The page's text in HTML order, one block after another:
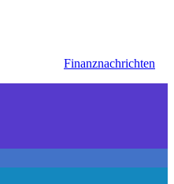
Finanznachrichten